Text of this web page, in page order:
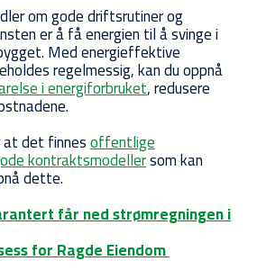
om gode driftsrutiner og
er å få energien til å svinge i
Med energieffektive
regelmessig, kan du oppnå
i energiforbruket, redusere
at det finnesoffentlige
kontraktsmodellersom kan
dette.
får ned strømregningen i
for Ragde Eiendom